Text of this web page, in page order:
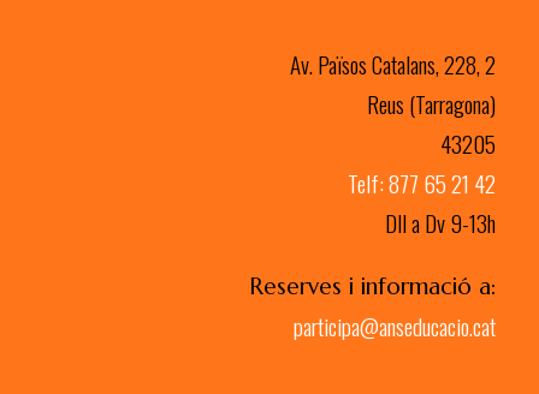
Av. Països Catalans, 228, 2
Reus (Tarragona)
43205
Telf: 877 65 21 42
Dll a Dv 9-13h
Reserves i informació a:
participa@anseducacio.cat